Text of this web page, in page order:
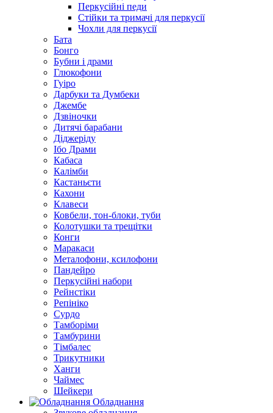
Перкусійні педи
Стійки та тримачі для перкусії
Чохли для перкусії
Бата
Бонго
Бубни і драми
Глюкофони
Гуіро
Дарбуки та Думбеки
Джембе
Дзвіночки
Дитячі барабани
Діджеріду
Ібо Драми
Кабаса
Калімби
Кастаньєти
Кахони
Клавеси
Ковбели, тон-блоки, туби
Колотушки та трещітки
Конги
Маракаси
Металофони, ксилофони
Пандейро
Перкусійні набори
Рейнстіки
Репініко
Сурдо
Тамборіми
Тамбурини
Тімбалес
Трикутники
Ханги
Чаймес
Шейкери
Обладнання